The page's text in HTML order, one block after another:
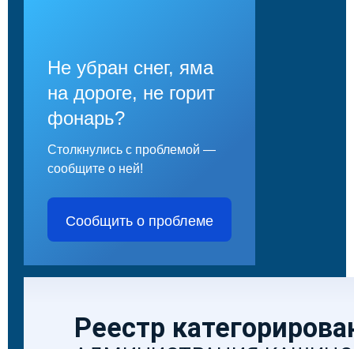
Не убран снег, яма
на дороге, не горит
фонарь?
Столкнулись с проблемой —
сообщите о ней!
Сообщить о проблеме